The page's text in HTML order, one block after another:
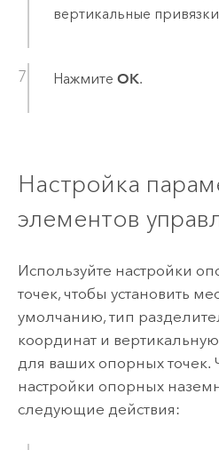
вертикальные
Нажмите OK.
Настройка
элементов
Используйте настройки
точек, чтобы установить
умолчанию, тип
координат и
для ваших опорных точек.
настройки опорных
следующие действия: